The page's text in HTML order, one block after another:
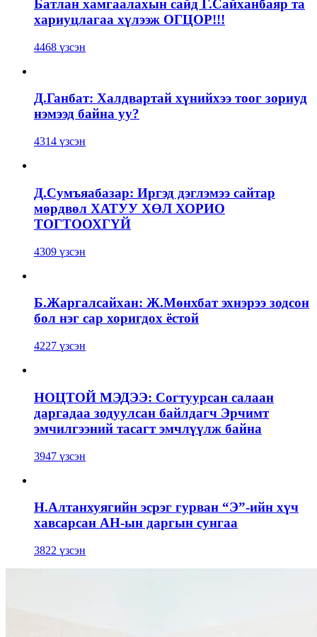
Батлан хамгаалахын сайд Г.Сайханбаяр та
хариуцлагаа хүлээж ОГЦОР!!!
4468 үзсэн
Д.Ганбат: Халдвартай хүнийхээ тоог зориуд
нэмээд байна уу?
4314 үзсэн
Д.Сумъяабазар: Иргэд дэглэмээ сайтар
мөрдвөл ХАТУУ ХӨЛ ХОРИО
ТОГТООХГҮЙ
4309 үзсэн
Б.Жаргалсайхан: Ж.Мөнхбат эхнэрээ зодсон
бол нэг сар хоригдох ёстой
4227 үзсэн
НОЦТОЙ МЭДЭЭ: Согтуурсан салаан
даргадаа зодуулсан байлдагч Эрчимт
эмчилгээний тасагт эмчлүүлж байна
3947 үзсэн
Н.Алтанхуягийн эсрэг гурван “Э”-ийн хүч
хавсарсан АН-ын даргын сунгаа
3822 үзсэн